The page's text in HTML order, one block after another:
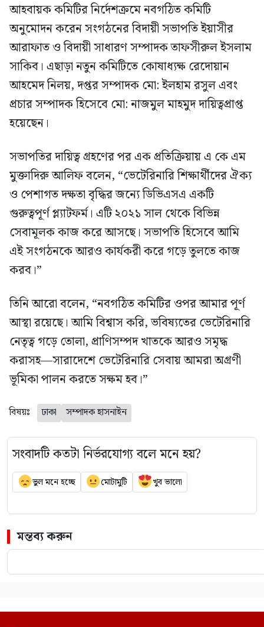
আহবায়ক কমিটির নির্দেশক্রমে নবগঠিত কমিটি
অনুমোদন করেন সংগঠনের বিদায়ী সভাপতি ইয়াসীর
আরাফাত ও বিদায়ী সাধারণ সম্পাদক তাফসীরুল ইসলাম
সাকিব। এছাড়া নতুন কমিটিতে কোষাধ্যক্ষ রেদোয়ান
আহমেদ নিলয়, দপ্তর সম্পাদক মো: ইলহাম রসুল এবং
প্রচার সম্পাদক হিসেবে মো: নাজমুল মাহমুদ দায়িত্বপ্রাপ্ত
হয়েছেন।
সভাপতির দায়িত্ব গ্রহণের পর এক প্রতিক্রিয়ায় এ কে এম
মুক্তাদিরু আলিফ বলেন, “ভেটেরিনারি শিক্ষার্থীদের ঐক্য
ও পেশাগত দক্ষতা বৃদ্ধির জন্যে ডিভিএসএ একটি
গুরুত্বপূর্ণ প্ল্যাটফর্ম। এটি ২০২১ সাল থেকে বিভিন্ন
সেবামূলক কাজ করে আসছে। সভাপতি হিসেবে আমি
এই সংগঠনকে আরও কার্যকরী করে গড়ে তুলতে কাজ
করব।”
তিনি আরো বলেন, “নবগঠিত কমিটির ওপর আমার পূর্ণ
আস্থা রয়েছে। আমি বিশ্বাস করি, ভবিষ্যতের ভেটেরিনারি
নেতৃত্ব গড়ে তোলা, প্রাণিসম্পদ খাতকে আরও সমৃদ্ধ
করাসহ—সারাদেশে ভেটেরিনারি সেবায় আমরা অগ্রণী
ভূমিকা পালন করতে সক্ষম হব।”
বিষয়ঃ ঢাকা সম্পাদক হাসনাইন
সংবাদটি কতটা নির্ভরযোগ্য বলে মনে হয়?
ভুল মনে হচ্ছে মোটামুটি খুব ভালো
মন্তব্য করুন